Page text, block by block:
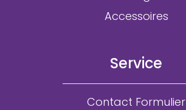
Accessoires
Service
Contact Formulier